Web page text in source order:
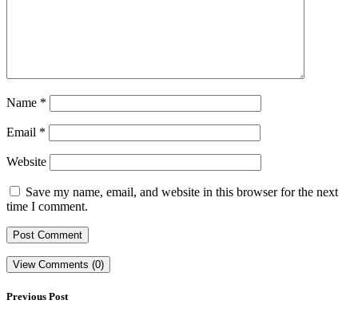
Name *
Email *
Website
Save my name, email, and website in this browser for the next
time I comment.
View Comments (0)
Previous Post